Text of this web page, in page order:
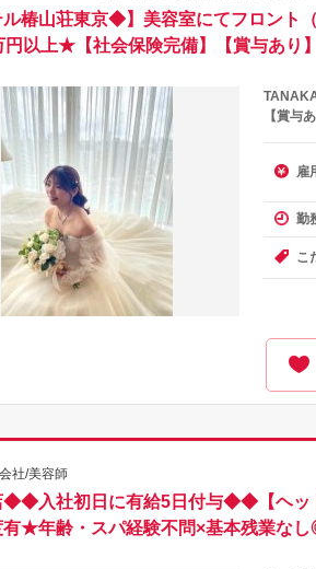
ル椿山荘東京◆】美容室にてフロント
円以上★【社会保険完備】【賞与あり
【賞与
雇
勤
こ
社/美容師
◆◆入社初日に有給5日付与◆◆【ヘッ
有★年齢・スパ経験不問×基本残業な